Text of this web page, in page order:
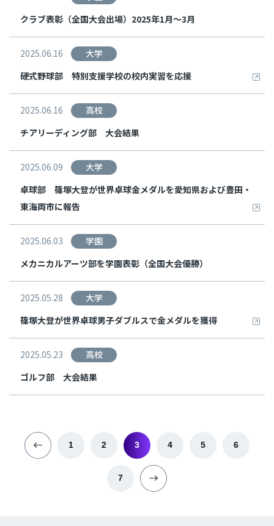
クラブ表彰（全国大会出場）2025年1月～3月
2025.06.16
大学
硬式野球部 特別支援学校の校内実習を応援
2025.06.16
高校
チアリーディング部 大会結果
2025.06.09
大学
卓球部 篠塚大登が世界卓球金メダルを愛知県および豊田・
東海両市に報告
2025.06.03
学園
メカニカルアーツ部を学園表彰（全国大会優勝）
2025.05.28
大学
篠塚大登が世界卓球男子ダブルスで金メダルを獲得
2025.05.23
高校
ゴルフ部 大会結果
1 2 3 4 5 6
7